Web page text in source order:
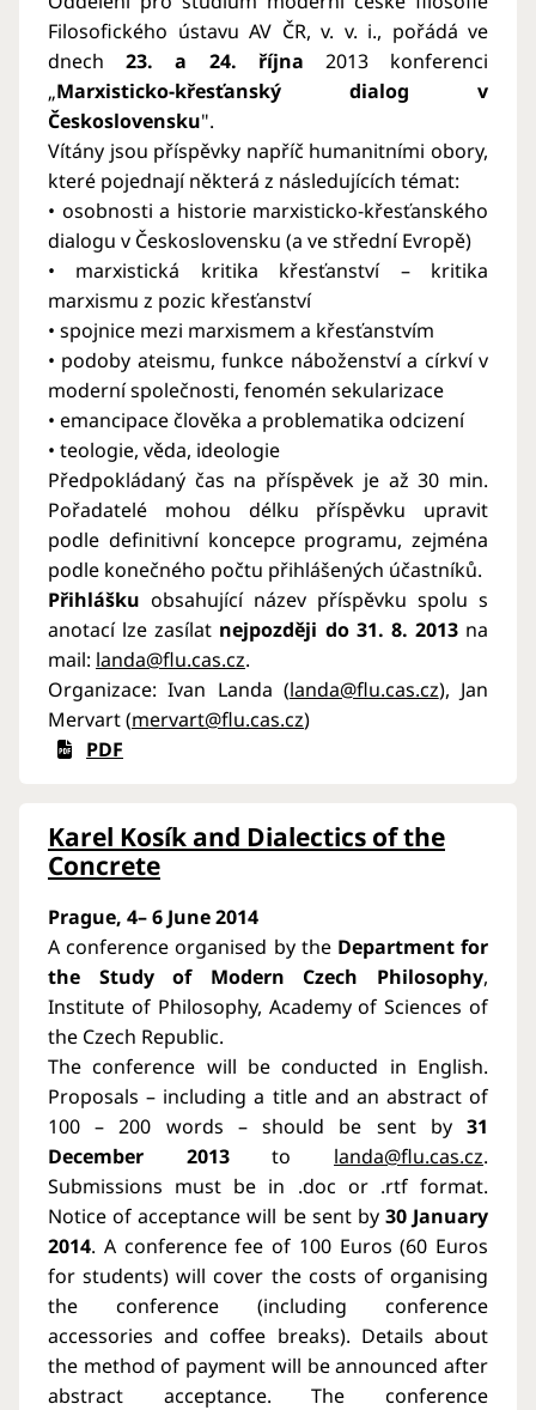
Filosofického ústavu AV ČR, v. v. i., pořádá ve
dnech23. a 24. října 2013 konferenci
„Marxisticko-křesťanský dialog v
Československu".
Vítány jsou příspěvky napříč humanitními obory,
které pojednají některá z následujících témat:
• osobnosti a historie marxisticko-křesťanského
dialogu v Československu (a ve střední Evropě)
• marxistická kritika křesťanství – kritika
marxismu z pozic křesťanství
• spojnice mezi marxismem a křesťanstvím
• podoby ateismu, funkce náboženství a církví v
moderní společnosti, fenomén sekularizace
• emancipace člověka a problematika odcizení
• teologie, věda, ideologie
Předpokládaný čas na příspěvek je až 30 min.
Pořadatelé mohou délku příspěvku upravit
podle definitivní koncepce programu, zejména
podle konečného počtu přihlášených účastníků.
Přihlášku obsahující název příspěvku spolu s
anotací lze zasílat nejpozději do 31. 8. 2013na
mail: landa@flu.cas.cz.
Organizace: Ivan Landa (landa@flu.cas.cz), Jan
Mervart (mervart@flu.cas.cz)
PDF
Karel Kosík and Dialectics of the
Concrete
Prague, 4– 6 June 2014
A conference organised by the Department for
the Study of Modern Czech Philosophy,
Institute of Philosophy, Academy of Sciences of
the Czech Republic.
The conference will be conducted in English.
Proposals – including a title and an abstract of
100 – 200 words – should be sent by 31
December 2013to landa@flu.cas.cz.
Submissions must be in .doc or .rtf format.
Notice of acceptance will be sent by 30 January
2014. A conference fee of 100 Euros (60 Euros
for students) will cover the costs of organising
the conference (including conference
accessories and coffee breaks). Details about
the method of payment will be announced after
abstract acceptance. The conference